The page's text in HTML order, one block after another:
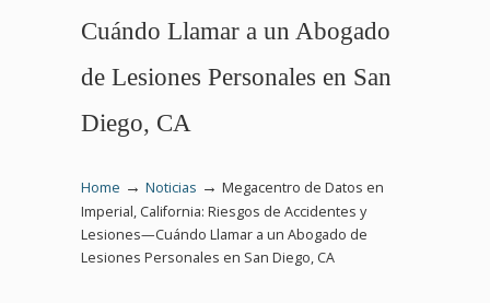
Cuándo Llamar a un Abogado
de Lesiones Personales en San
Diego, CA
Home → Noticias → Megacentro de Datos en
Imperial, California: Riesgos de Accidentes y
Lesiones—Cuándo Llamar a un Abogado de
Lesiones Personales en San Diego, CA